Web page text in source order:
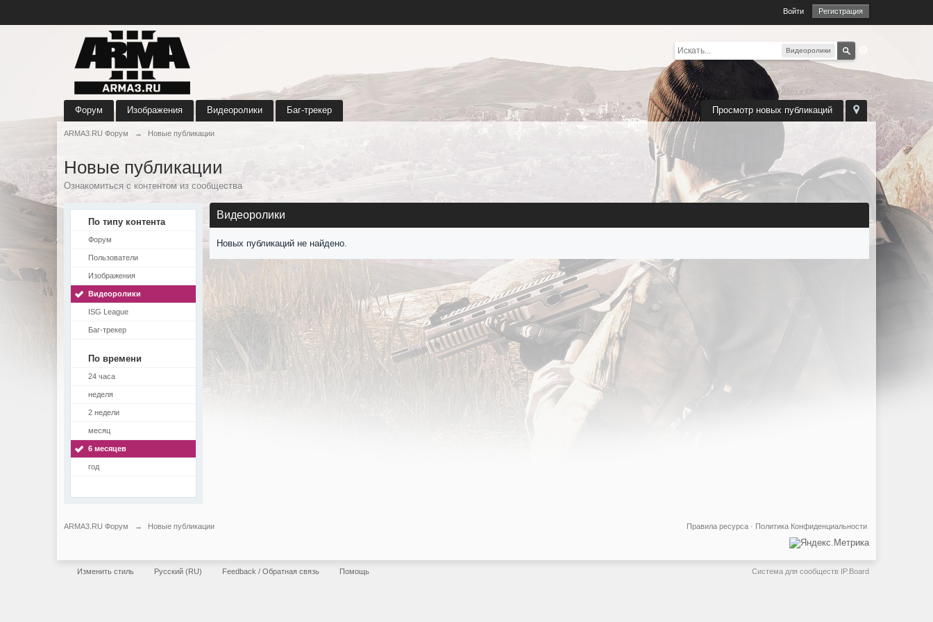
Войти Регистрация
Видеоролики
Просмотр новых публикаций
Форум Изображения Видеоролики Баг-трекер
ARMA3.RU Форум → Новые публикации
Новые публикации
Ознакомиться с контентом из сообщества
По типу контента
Форум
Пользователи
Изображения
Видеоролики
ISG League
Баг-трекер
По времени
24 часа
неделя
2 недели
месяц
6 месяцев
год
Видеоролики
Новых публикаций не найдено.
ARMA3.RU Форум → Новые публикации Политика Конфиденциальности
Правила ресурса ·
Изменить стиль Русский (RU) Feedback / Обратная связь Помощь Система для сообществ IP.Board